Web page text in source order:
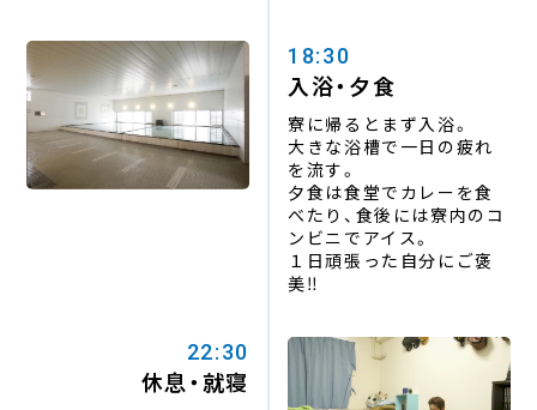
18:30
入浴・夕食
寮に帰るとまず入浴。
大きな浴槽で一日の疲れ
を流す。
夕食は食堂でカレーを食
べたり、 食後には寮内のコ
ンビニでアイス。
１日頑張った自分にご褒
美‼
22:30
休息・就寝